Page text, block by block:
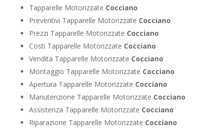
Tapparelle Motorizzate Cocciano
Preventivi Tapparelle Motorizzate Cocciano
Prezzi Tapparelle Motorizzate Cocciano
Costi Tapparelle Motorizzate Cocciano
Vendita Tapparelle Motorizzate Cocciano
Montaggio Tapparelle Motorizzate Cocciano
Apertura Tapparelle Motorizzate Cocciano
Manutenzione Tapparelle Motorizzate Cocciano
Assistenza Tapparelle Motorizzate Cocciano
Riparazione Tapparelle Motorizzate Cocciano